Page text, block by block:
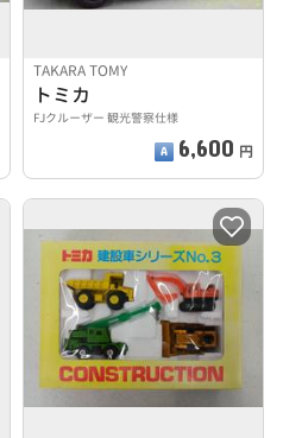
TAKARA TOMY
トミカ
FJクルーザー 観光警察仕様
6,600 円